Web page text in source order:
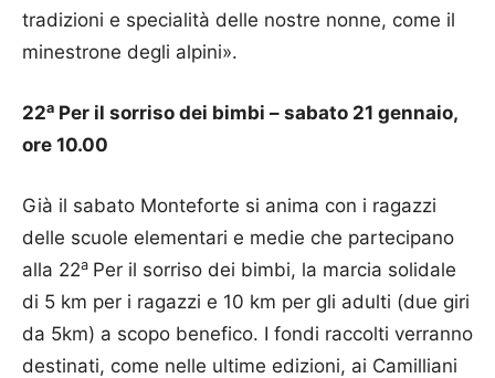
tradizioni e specialità delle nostre nonne, come il
minestrone degli alpini».
22a Per il sorriso dei bimbi – sabato 21 gennaio,
ore 10.00
Già il sabato Monteforte si anima con i ragazzi
delle scuole elementari e medie che partecipano
alla 22a Per il sorriso dei bimbi, la marcia solidale
di 5 km per i ragazzi e 10 km per gli adulti (due giri
da 5km) a scopo benefico. I fondi raccolti verranno
destinati, come nelle ultime edizioni, ai Camilliani